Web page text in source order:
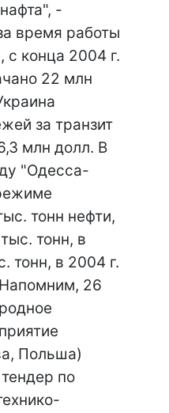
-
время работы
с конца 2004 г.
22 млн
за транзит
млн долл. В
"Одесса-
тонн нефти,
тонн, в
тонн, в 2004 г.
26
Польша)
по